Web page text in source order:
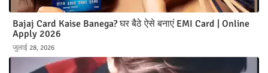
Bajaj Card Kaise Banega? घर बैठे ऐसे बनाएं EMI Card | Online
Apply 2026
जुलाई 28, 2026